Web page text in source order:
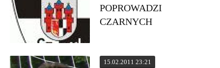
POPROWADZI
CZARNYCH
15.02.2011 23:21